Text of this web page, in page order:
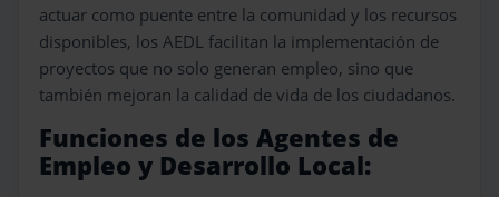
actuar como puente entre la comunidad y los recursos
disponibles, los AEDL facilitan la implementación de
proyectos que no solo generan empleo, sino que
también mejoran la calidad de vida de los ciudadanos.
Funciones de los Agentes de
Empleo y Desarrollo Local: